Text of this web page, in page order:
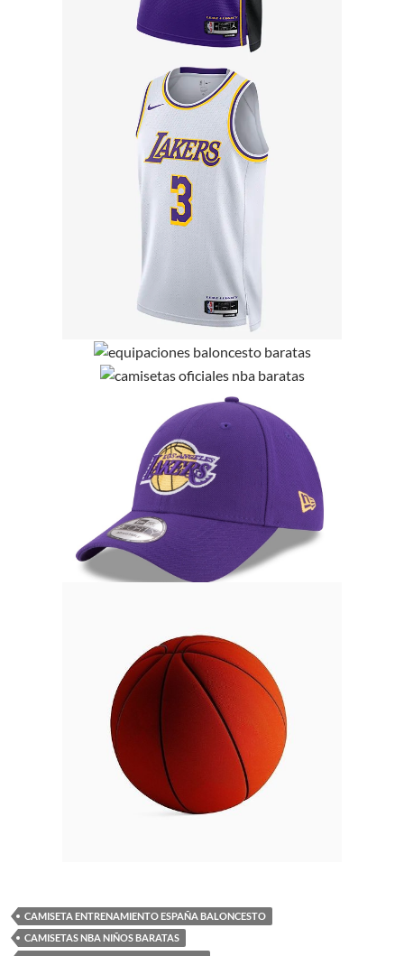
CAMISETA ENTRENAMIENTO ESPAÑA BALONCESTO
CAMISETAS NBA NIÑOS BARATAS